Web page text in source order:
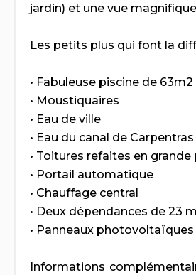
jardin) et une vue
Les petits plus qui font la
• Fabuleuse piscine de
• Moustiquaires
• Eau de ville
• Eau du canal de
• Toitures refaites en
• Portail automatique
• Chauffage central
• Deux dépendances de 23
• Panneaux photovoltaïques
Informations